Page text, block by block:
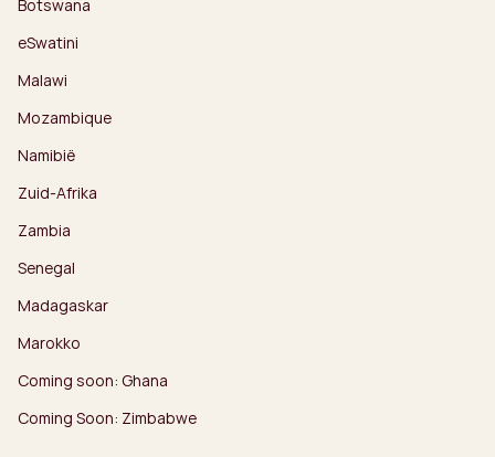
Botswana
eSwatini
Malawi
Mozambique
Namibië
Zuid-Afrika
Zambia
Senegal
Madagaskar
Marokko
Coming soon: Ghana
Coming Soon: Zimbabwe